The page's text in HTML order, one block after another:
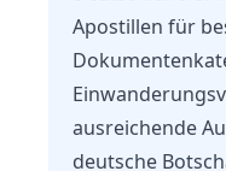
Apostillen für
ausreichende
deutsche